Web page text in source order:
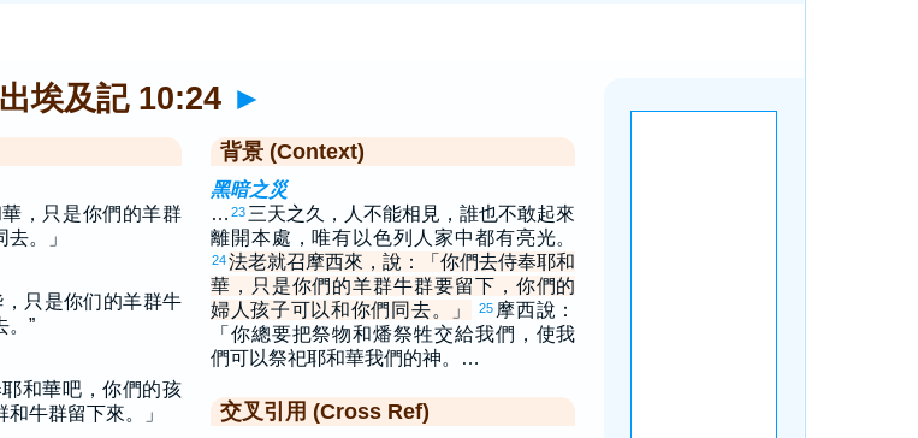
出埃及記 10:24 ►
，只是你們的羊群
。」
只是你们的羊群牛
。”
和華吧，你們的孩
牛群留下來。」
背景 (Context)
黑暗之災
… 23 三天之久，人不能相見，誰也不敢起來
離開本處，唯有以色列人家中都有亮光。
24法老就召摩西來，說：「你們去侍奉耶和
華，只是你們的羊群牛群要留下，你們的
婦人孩子可以和你們同去。」
25 摩西說：
「你總要把祭物和燔祭牲交給我們，使我
們可以祭祀耶和華我們的神。…
交叉引用 (Cross Ref)